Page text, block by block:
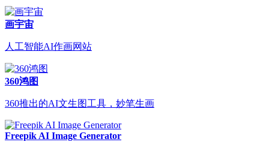
画宇宙
人工智能AI作画网站
360鸿图
360推出的AI文生图工具，妙笔生画
Freepik AI Image Generator